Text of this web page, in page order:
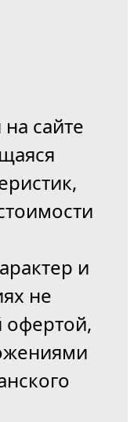
сайте
и
не
офертой,